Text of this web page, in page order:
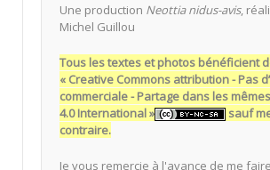
Une production Neottia nidus-avis,
Michel Guillou
Tous les textes et photos bénéficient
« Creative Commons attribution - Pas
commerciale - Partage dans les
4.0 International »
sauf
contraire.
Je vous remercie à l'avance de me